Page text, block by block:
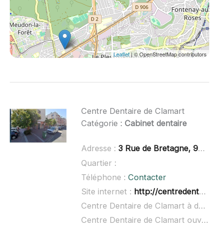
Leaflet| © OpenStreetMap contributors
Centre Dentaire de Clamart
Catégorie : Cabinet dentaire
Adresse : 3 Rue de Bretagne, 92140 Clamart
Quartier :
Téléphone : Contacter
Site internet : http://centredentairedeclamart.fr/
Centre Dentaire de Clamart à domicile :
Centre Dentaire de Clamart ouvert dimanche :